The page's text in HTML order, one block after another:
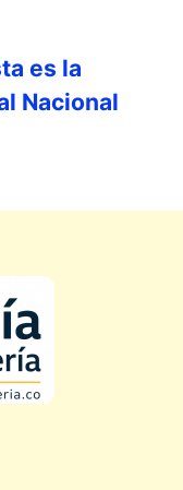
es la
Nacional